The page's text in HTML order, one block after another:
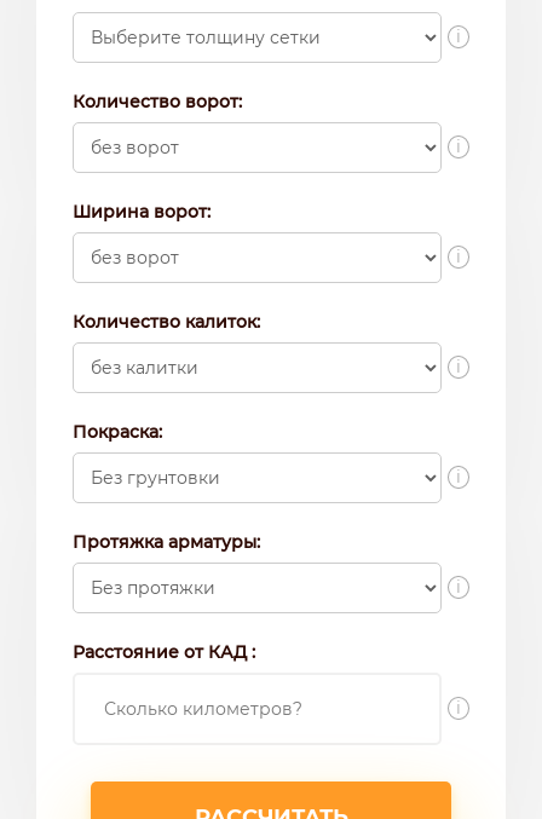
i
Количество ворот:
i
Ширина ворот:
i
Количество калиток:
i
Покраска:
i
Протяжка арматуры:
i
Расстояние от КАД :
i